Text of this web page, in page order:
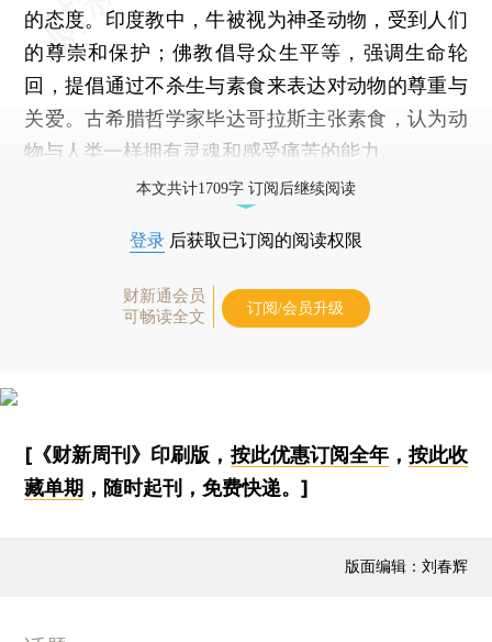
的态度。印度教中，牛被视为神圣动物，受到人们
的尊崇和保护；佛教倡导众生平等，强调生命轮
回，提倡通过不杀生与素食来表达对动物的尊重与
关爱。古希腊哲学家毕达哥拉斯主张素食，认为动
物与人类一样拥有灵魂和感受痛苦的能力。
本文共计1709字 订阅后继续阅读
登录 后获取已订阅的阅读权限
财新通会员
可畅读全文
订阅/会员升级
[《财新周刊》印刷版， 按此优惠订阅全年， 按此收
藏单期 ，随时起刊，免费快递。]
版面编辑：刘春辉